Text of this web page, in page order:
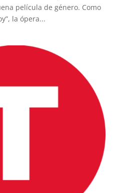
película de género. Como
la ópera...